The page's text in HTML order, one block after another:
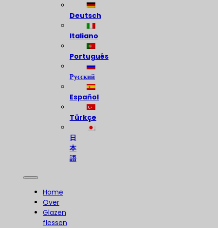
Deutsch
Italiano
Português
Русский
Español
Türkçe
日
本
語
Home
Over
Glazen
flessen